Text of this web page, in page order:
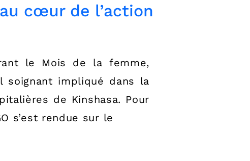
cœur de l’action
le Mois de la femme,
soignant impliqué dans la
de Kinshasa. Pour
s’est rendue sur le